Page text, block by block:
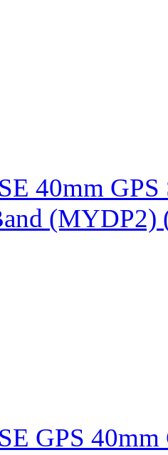
40mm
(MYDP2)
GPS